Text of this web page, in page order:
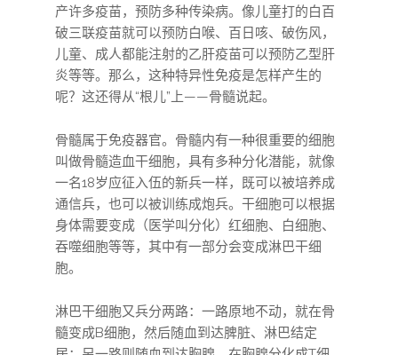
产许多疫苗，预防多种传染病。像儿童打的白百
破三联疫苗就可以预防白喉、百日咳、破伤风，
儿童、成人都能注射的乙肝疫苗可以预防乙型肝
炎等等。那么，这种特异性免疫是怎样产生的
呢？这还得从“根儿”上——骨髓说起。
骨髓属于免疫器官。骨髓内有一种很重要的细胞
叫做骨髓造血干细胞，具有多种分化潜能，就像
一名18岁应征入伍的新兵一样，既可以被培养成
通信兵，也可以被训练成炮兵。干细胞可以根据
身体需要变成（医学叫分化）红细胞、白细胞、
吞噬细胞等等，其中有一部分会变成淋巴干细
胞。
淋巴干细胞又兵分两路：一路原地不动，就在骨
髓变成B细胞，然后随血到达脾脏、淋巴结定